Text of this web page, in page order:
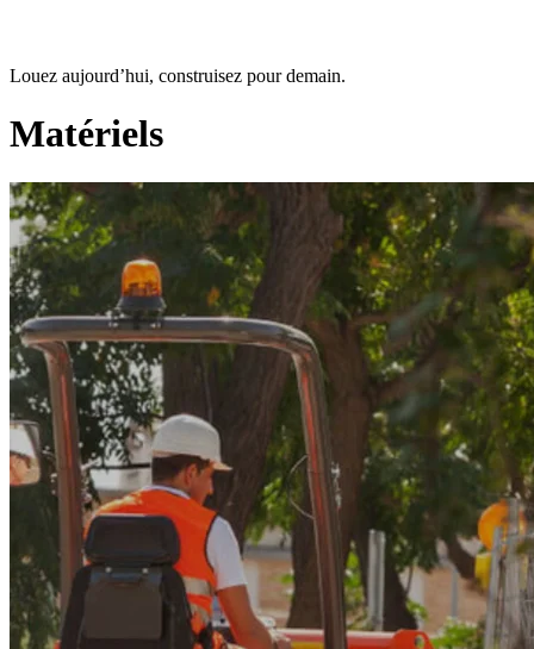
Louez aujourd’hui, construisez pour demain.
Matériels